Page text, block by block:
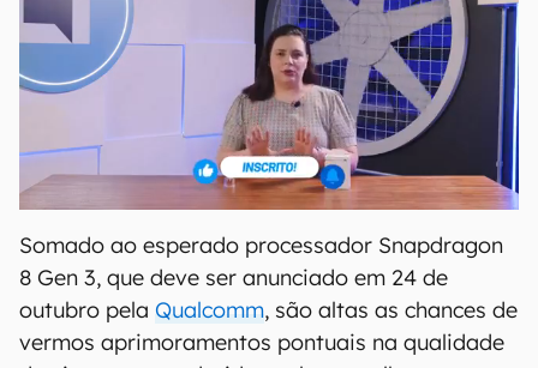
Somado ao esperado processador Snapdragon
8 Gen 3, que deve ser anunciado em 24 de
outubro pela Qualcomm, são altas as chances de
vermos aprimoramentos pontuais na qualidade